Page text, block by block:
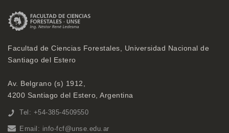
Facultad de Ciencias Forestales, Universidad Nacional de
Santiago del Estero
Av. Belgrano (s) 1912,
4200 Santiago del Estero, Argentina
Tel: +54-385-4509550
Email: info-fcf@unse.edu.ar